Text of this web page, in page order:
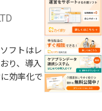
フトはレ
り、導入
効率化で